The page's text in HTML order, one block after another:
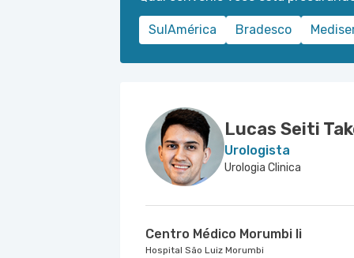
SulAmérica Bradesco
Lucas Seiti
Urologista
Urologia Clinica
Centro Médico Morumbi Ii
Hospital São Luiz Morumbi